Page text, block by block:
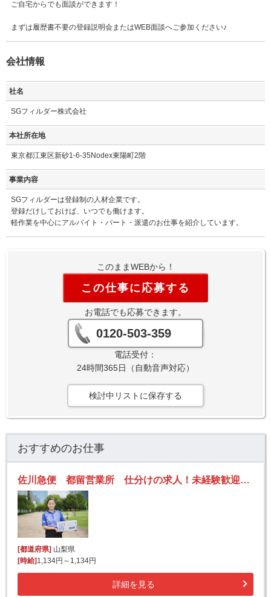
ご自宅からでも面談ができます！
まずは履歴書不要の登録説明会またはWEB面談へご参加ください♪
会社情報
社名
SGフィルダー株式会社
本社所在地
東京都江東区新砂1-6-35Nodex東陽町2階
事業内容
SGフィルダーは登録制の人材企業です。
登録だけしておけば、いつでも働けます。
軽作業を中心にアルバイト・パート・派遣のお仕事を紹介しています。
このままWEBから！
この仕事に応募する
お電話でも応募できます。
0120-503-359
電話受付：
24時間365日（自動音声対応）
検討中リストに保存する
おすすめのお仕事
佐川急便 都留営業所 仕分けの求人！未経験歓迎！先輩たちがサポートします♪
[都道府県] 山梨県
[時給] 1,134円～1,134円
詳細を見る